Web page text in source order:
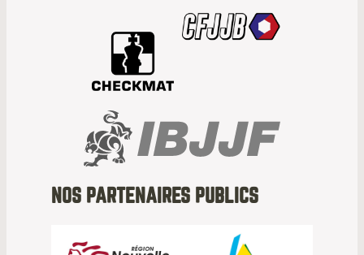
NOS PARTENAIRES PUBLICS